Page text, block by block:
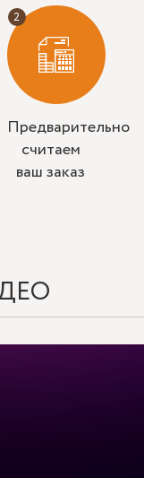
Предварительно
считаем
ваш заказ